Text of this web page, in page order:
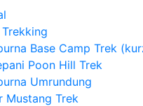
Base Camp Trek
Poon Hill Trek
Umrundung
Mustang Trek